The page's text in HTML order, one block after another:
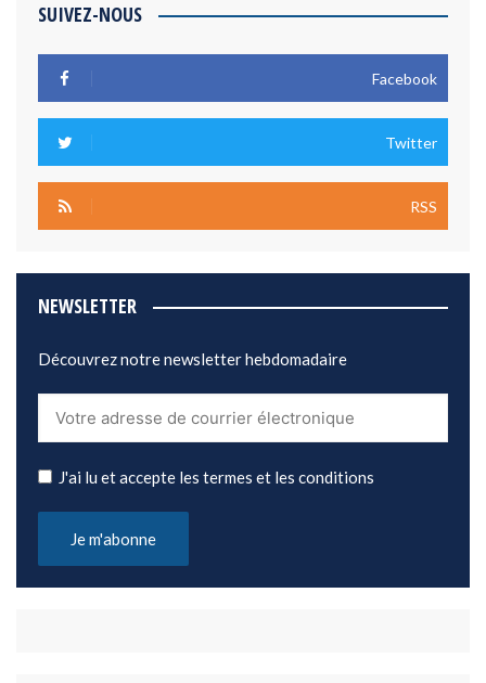
SUIVEZ-NOUS
Facebook
Twitter
RSS
NEWSLETTER
Découvrez notre newsletter hebdomadaire
J'ai lu et accepte les termes et les conditions